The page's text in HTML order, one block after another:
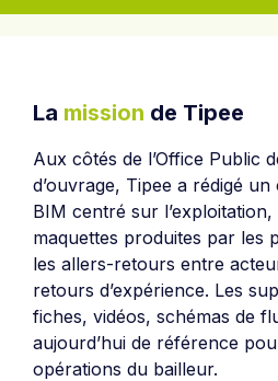
La mission de Tipee
Aux côtés de l’Office Public
d’ouvrage, Tipee a rédigé
BIM centré sur l’exploitation,
maquettes produites par les
les allers-retours entre
retours d’expérience. Les
fiches, vidéos, schémas de
aujourd’hui de référence
opérations du bailleur.